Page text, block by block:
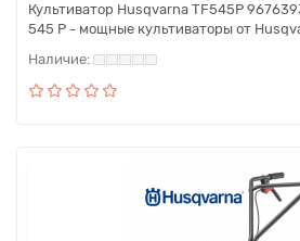
Культиватор Husqvarna TF545P
545 P - мощные культиваторы от